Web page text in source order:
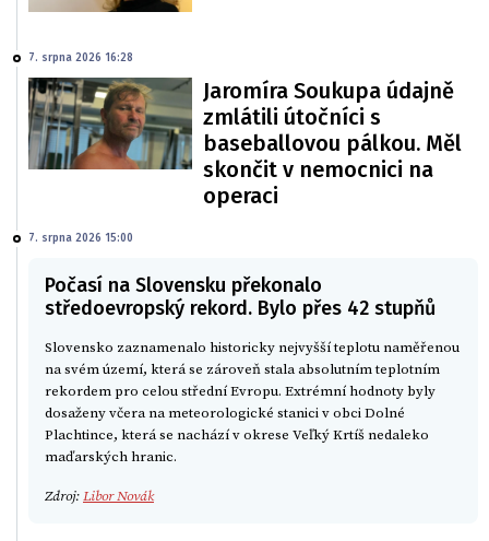
7. srpna 2026 16:28
Jaromíra Soukupa údajně
zmlátili útočníci s
baseballovou pálkou. Měl
skončit v nemocnici na
operaci
7. srpna 2026 15:00
Počasí na Slovensku překonalo
středoevropský rekord. Bylo přes 42 stupňů
Slovensko zaznamenalo historicky nejvyšší teplotu naměřenou
na svém území, která se zároveň stala absolutním teplotním
rekordem pro celou střední Evropu. Extrémní hodnoty byly
dosaženy včera na meteorologické stanici v obci Dolné
Plachtince, která se nachází v okrese Veľký Krtíš nedaleko
maďarských hranic.
Zdroj:Libor Novák